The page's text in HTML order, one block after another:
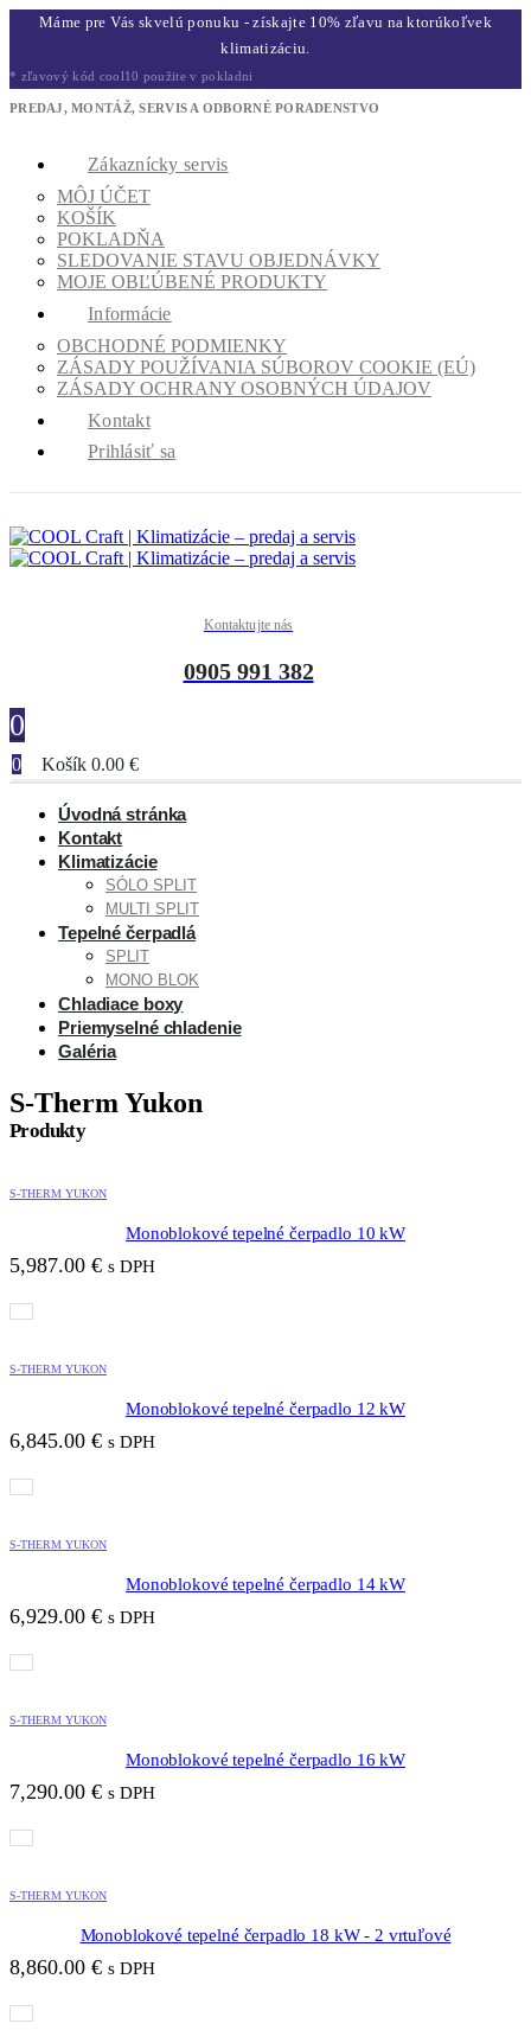
Máme pre Vás skvelú ponuku - získajte 10% zľavu na ktorúkoľvek
klimatizáciu.
* zľavový kód cool10 použite v pokladni
PREDAJ, MONTÁŽ, SERVIS A ODBORNÉ PORADENSTVO
Zákaznícky servis
MÔJ ÚČET
KOŠÍK
POKLADŇA
SLEDOVANIE STAVU OBJEDNÁVKY
MOJE OBĽÚBENÉ PRODUKTY
Informácie
OBCHODNÉ PODMIENKY
ZÁSADY POUŽÍVANIA SÚBOROV COOKIE (EÚ)
ZÁSADY OCHRANY OSOBNÝCH ÚDAJOV
Kontakt
Prihlásiť sa
Kontaktujte nás
0905 991 382
0
0 Košík 0.00 €
Úvodná stránka
Kontakt
Klimatizácie
SÓLO SPLIT
MULTI SPLIT
Tepelné čerpadlá
SPLIT
MONO BLOK
Chladiace boxy
Priemyselné chladenie
Galéria
S-Therm Yukon
Produkty
S-THERM YUKON
Monoblokové tepelné čerpadlo 10 kW
5,987.00 € s DPH
S-THERM YUKON
Monoblokové tepelné čerpadlo 12 kW
6,845.00 € s DPH
S-THERM YUKON
Monoblokové tepelné čerpadlo 14 kW
6,929.00 € s DPH
S-THERM YUKON
Monoblokové tepelné čerpadlo 16 kW
7,290.00 € s DPH
S-THERM YUKON
Monoblokové tepelné čerpadlo 18 kW - 2 vrtuľové
8,860.00 € s DPH